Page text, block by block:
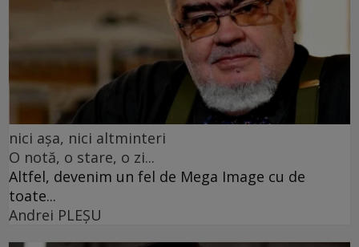
nici așa, nici altminteri
O notă, o stare, o zi...
Altfel, devenim un fel de Mega Image cu de
toate...
Andrei PLEŞU